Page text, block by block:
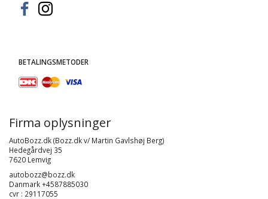
BETALINGSMETODER
Firma oplysninger
AutoBozz.dk (Bozz.dk v/ Martin Gavlshøj Berg)
Hedegårdvej 35
7620 Lemvig
autobozz@bozz.dk
Danmark +4587885030
cvr : 29117055